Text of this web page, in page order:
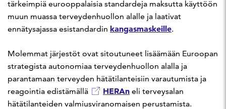
tärkeimpiä eurooppalaisia standardeja maksutta käyttöön
muun muassa terveydenhuollon alalle ja laativat
ennätysajassa esistandardin kangasmaskeille.
Molemmat järjestöt ovat sitoutuneet lisäämään Euroopan
strategista autonomiaa terveydenhuollon alalla ja
parantamaan terveyden hätätilanteisiin varautumista ja
reagointia edistämällä
HERAn eli terveysalan
hätätilanteiden valmiusviranomaisen perustamista.